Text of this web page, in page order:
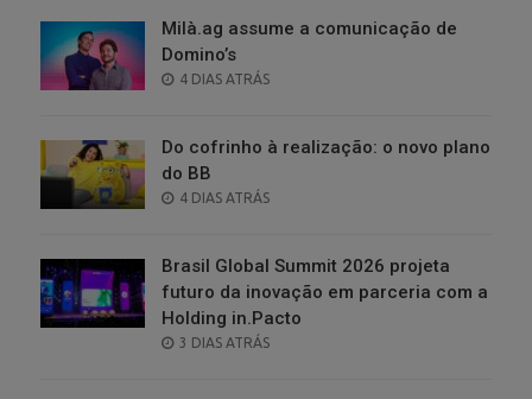
Milà.ag assume a comunicação de
Domino’s
POSTED
4 DIAS ATRÁS
Do cofrinho à realização: o novo plano
do BB
POSTED
4 DIAS ATRÁS
Brasil Global Summit 2026 projeta
futuro da inovação em parceria com a
Holding in.Pacto
POSTED
3 DIAS ATRÁS